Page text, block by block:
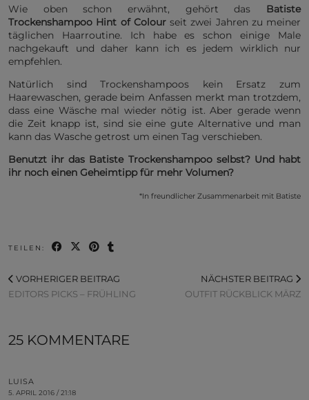
Wie oben schon erwähnt, gehört das Batiste
Trockenshampoo Hint of Colourseit zwei Jahren zu meiner
täglichen Haarroutine. Ich habe es schon einige Male
nachgekauft und daher kann ich es jedem wirklich nur
empfehlen.
Natürlich sind Trockenshampoos kein Ersatz zum
Haarewaschen, gerade beim Anfassen merkt man trotzdem,
dass eine Wäsche mal wieder nötig ist. Aber gerade wenn
die Zeit knapp ist, sind sie eine gute Alternative und man
kann das Wasche getrost um einen Tag verschieben.
Benutzt ihr das Batiste Trockenshampoo selbst? Und habt
ihr noch einen Geheimtipp für mehr Volumen?
*In freundlicher Zusammenarbeit mit Batiste
TEILEN:
VORHERIGER BEITRAG
EDITORS PICKS – FRÜHLING
NÄCHSTER BEITRAG
OUTFIT RÜCKBLICK MÄRZ
25 KOMMENTARE
LUISA
5. APRIL 2016 / 21:18